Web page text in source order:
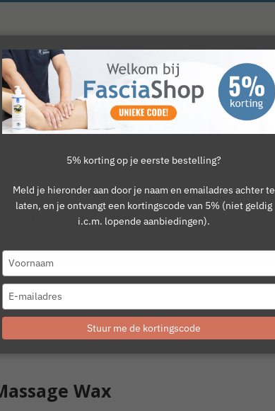
Cursussen Merken
Wax
5% korting op je eerste bestelling?
Meld je hieronder aan door je naam en emailadres achter te
laten, en je ontvangt een kortingscode van 5% (niet geldig
i.c.m. lopende aanbiedingen).
your
your
email
Stuur me de kortingscode